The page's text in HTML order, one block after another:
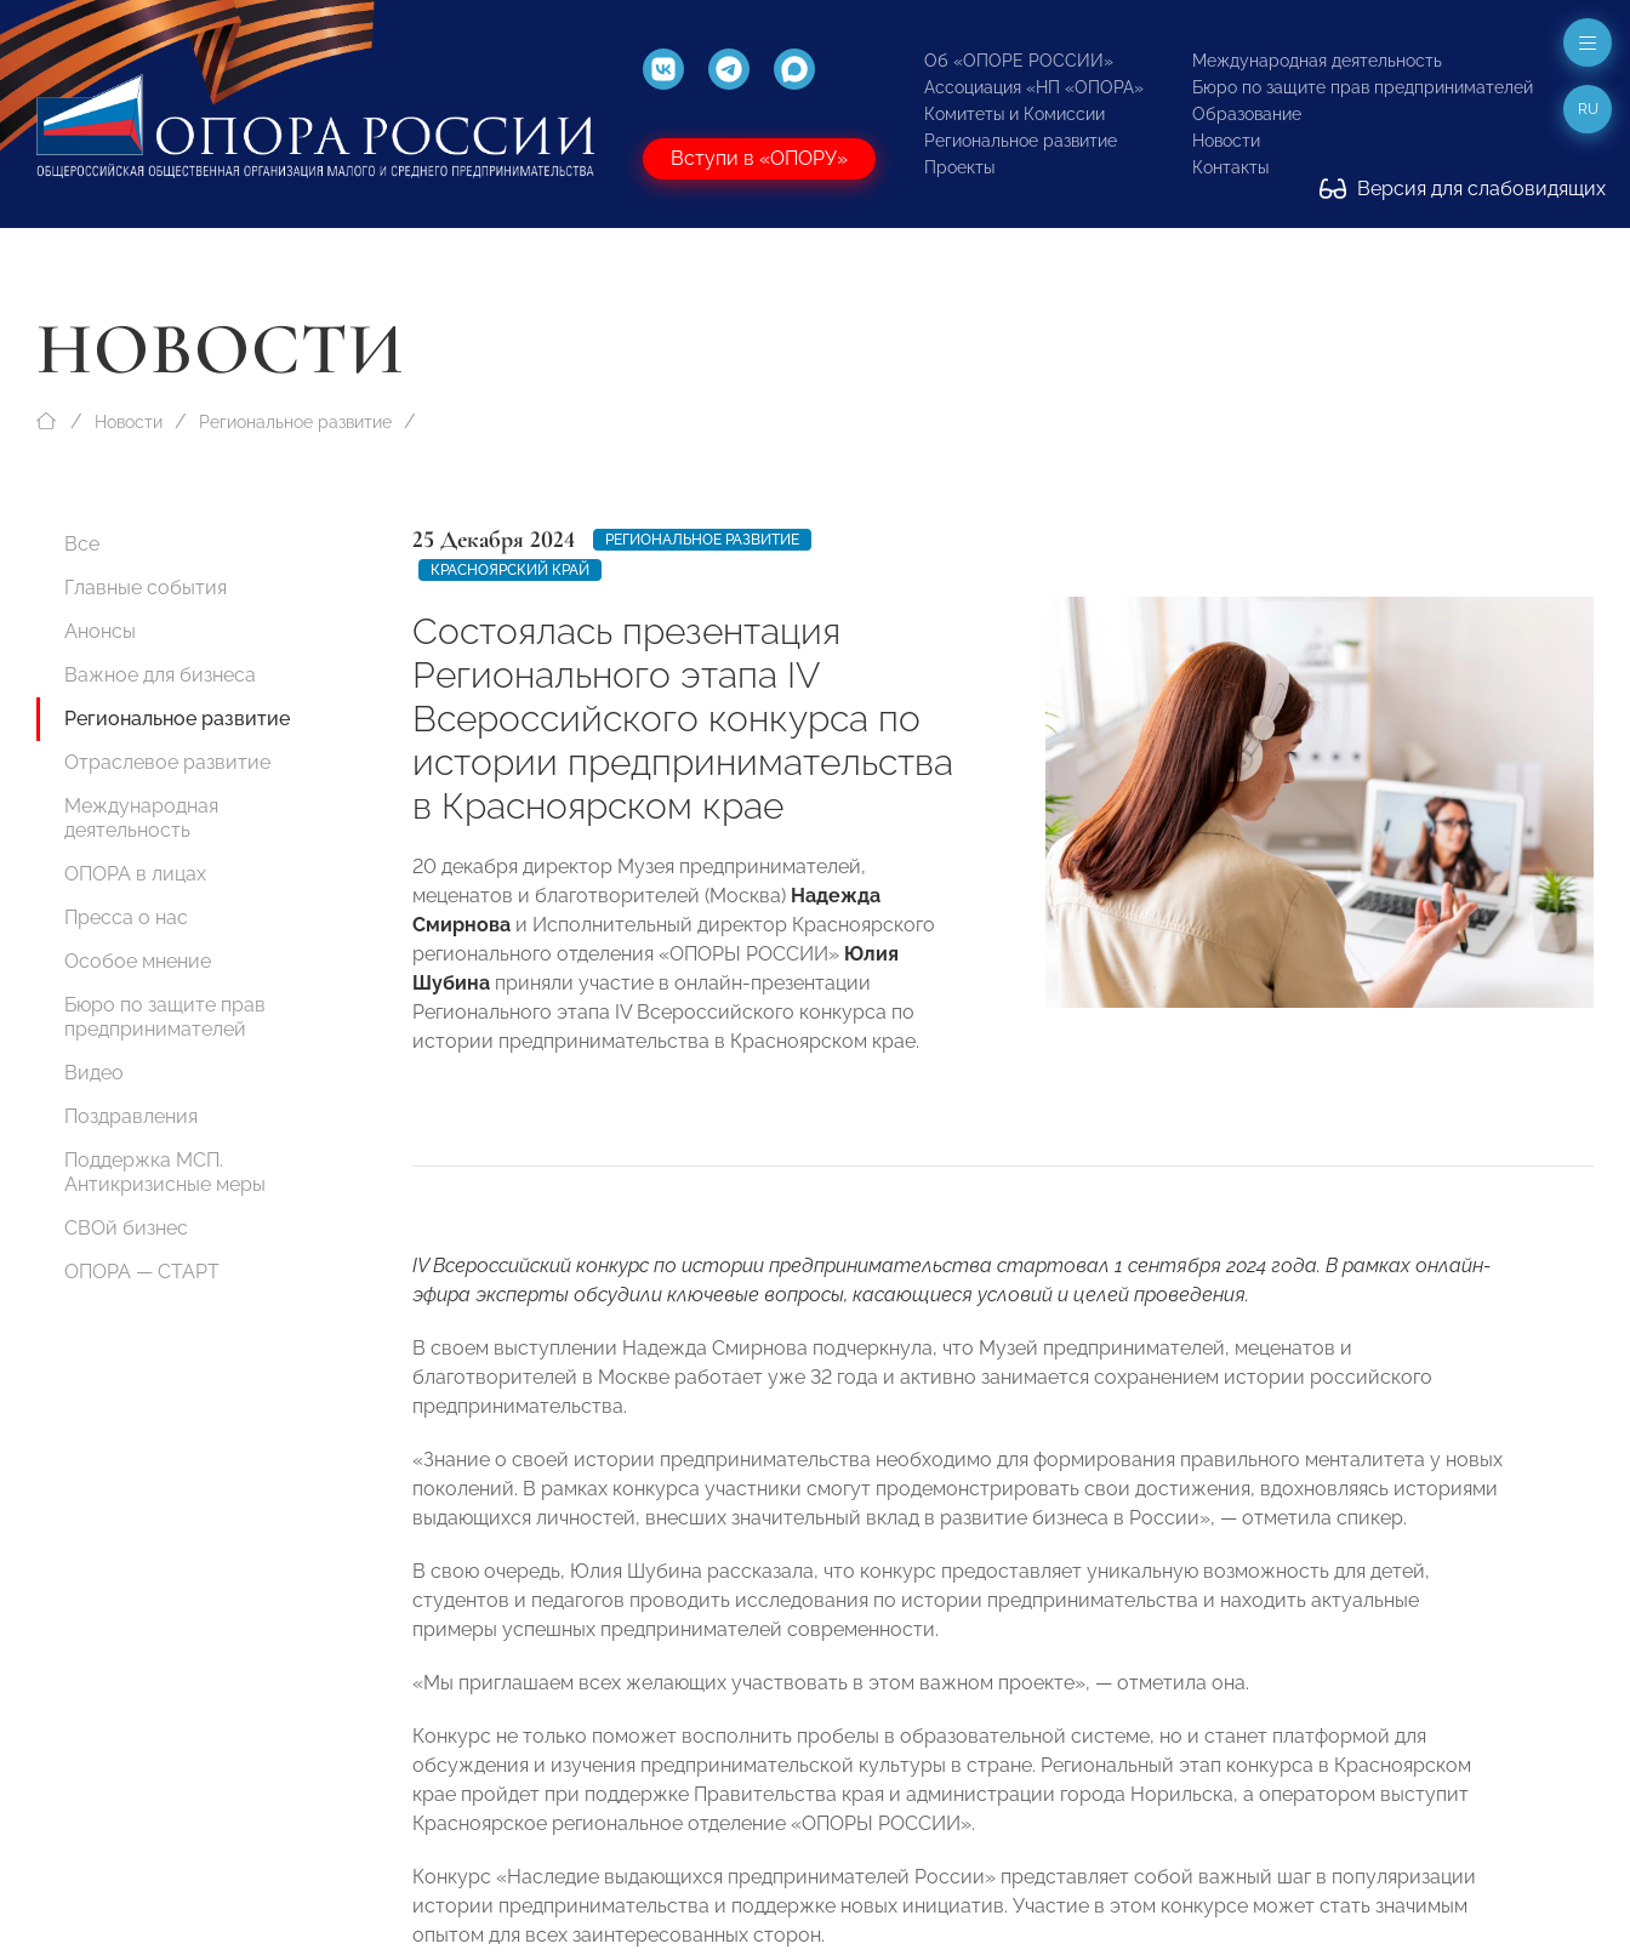
Вступи в «ОПОРУ»
Об «ОПОРЕ РОССИИ»
Ассоциация «НП «ОПОРА»
Комитеты и Комиссии
Региональное развитие
Проекты
Международная деятельность
Бюро по защите прав предпринимателей
Образование
Новости
Контакты
Версия для слабовидящих
RU
НОВОСТИ
Новости Региональное развитие
Все
Главные события
Анонсы
Важное для бизнеса
Региональное развитие
Отраслевое развитие
Международная
деятельность
ОПОРА в лицах
Пресса о нас
Особое мнение
Бюро по защите прав
предпринимателей
Видео
Поздравления
Поддержка МСП.
Антикризисные меры
СВОй бизнес
ОПОРА — СТАРТ
25 Декабря 2024
РЕГИОНАЛЬНОЕ РАЗВИТИЕ
КРАСНОЯРСКИЙ КРАЙ
Состоялась презентация
Регионального этапа IV
Всероссийского конкурса по
истории предпринимательства
в Красноярском крае
20 декабря директор Музея предпринимателей,
меценатов и благотворителей (Москва) Надежда
Смирнова и Исполнительный директор Красноярского
регионального отделения «ОПОРЫ РОССИИ» Юлия
Шубина приняли участие в онлайн-презентации
Регионального этапа IV Всероссийского конкурса по
истории предпринимательства в Красноярском крае.
IV Всероссийский конкурс по истории предпринимательства стартовал 1 сентября 2024 года. В рамках онлайн-
эфира эксперты обсудили ключевые вопросы, касающиеся условий и целей проведения.
В своем выступлении Надежда Смирнова подчеркнула, что Музей предпринимателей, меценатов и
благотворителей в Москве работает уже 32 года и активно занимается сохранением истории российского
предпринимательства.
«Знание о своей истории предпринимательства необходимо для формирования правильного менталитета у новых
поколений. В рамках конкурса участники смогут продемонстрировать свои достижения, вдохновляясь историями
выдающихся личностей, внесших значительный вклад в развитие бизнеса в России», — отметила спикер.
В свою очередь, Юлия Шубина рассказала, что конкурс предоставляет уникальную возможность для детей,
студентов и педагогов проводить исследования по истории предпринимательства и находить актуальные
примеры успешных предпринимателей современности.
«Мы приглашаем всех желающих участвовать в этом важном проекте», — отметила она.
Конкурс не только поможет восполнить пробелы в образовательной системе, но и станет платформой для
обсуждения и изучения предпринимательской культуры в стране. Региональный этап конкурса в Красноярском
крае пройдет при поддержке Правительства края и администрации города Норильска, а оператором выступит
Красноярское региональное отделение «ОПОРЫ РОССИИ».
Конкурс «Наследие выдающихся предпринимателей России» представляет собой важный шаг в популяризации
истории предпринимательства и поддержке новых инициатив. Участие в этом конкурсе может стать значимым
опытом для всех заинтересованных сторон.